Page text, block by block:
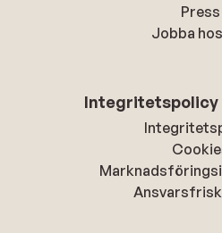
Press
Jobba
Integritetspolicy